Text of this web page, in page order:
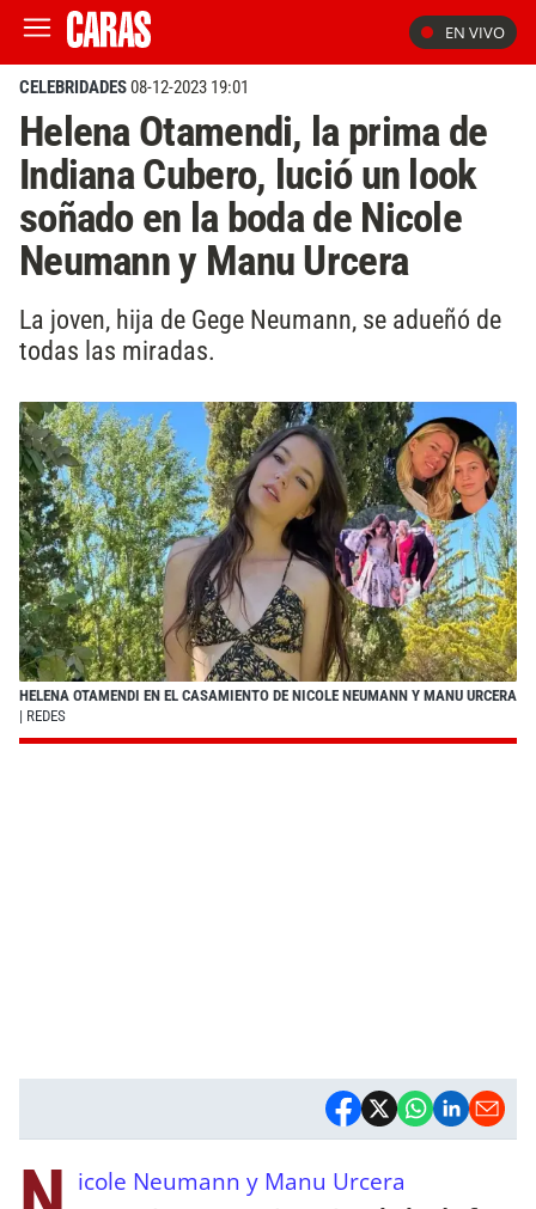
EN VIVO
CELEBRIDADES08-12-2023 19:01
Helena Otamendi, la prima de
Indiana Cubero, lució un look
soñado en la boda de Nicole
Neumann y Manu Urcera
La joven, hija de Gege Neumann, se adueñó de
todas las miradas.
HELENA OTAMENDI EN EL CASAMIENTO DE NICOLE NEUMANN Y MANU URCERA
| REDES
icole Neumann y Manu Urcera